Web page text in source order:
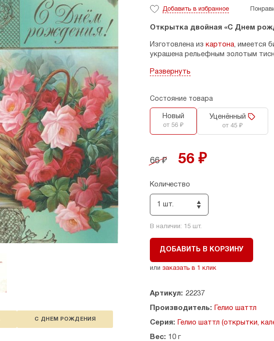
С ДНЕМ РОЖДЕНИЯ
Добавить в избранное
Открытка двойная «С Днем
Изготовлена из картона, имеется
украшена рельефным золотым
Внутри открытки напечатан текст
Размер:в развернутом виде —
Страна-производитель:Россия.
Развернуть
Состояние товара
Новый
от 56 ₽
Уценённый
от 45 ₽
66 ₽ 56 ₽
Количество
1 шт.
В наличии: 15шт.
ДОБАВИТЬ В КОРЗИНУ
или заказать в 1 клик
Артикул: 22237
Производитель: Гелио шаттл
Серия: Гелио шаттл (открытки,
Вес: 10 г